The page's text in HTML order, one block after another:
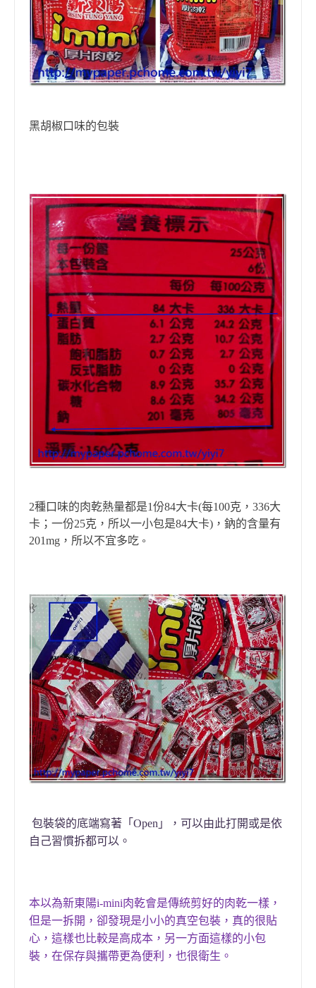
黑胡椒口味的包裝
2種口味的肉乾熱量都是1份84大卡(每100克， 336大
卡；一份25克，所以一小包是84大卡) ，鈉的含量有
201mg ，所以不宜多吃 。
包裝袋的底端寫著 「 Open 」，可以由此打開或是依
自己習慣拆都可以。
本以為新東陽i-mini肉乾會是傳統剪好的肉乾一樣 ，
但是一拆開 ， 卻發現是小小的真空包裝 ，真的很貼
心，這樣也比較是高成本，另一方面這樣的小包
裝 ， 在保存與攜帶更為便利 ， 也很衛生。